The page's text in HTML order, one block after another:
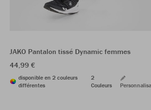
JAKO Pantalon tissé Dynamic femmes
44,99 €
disponible en 2 couleurs
différentes
2
Couleurs